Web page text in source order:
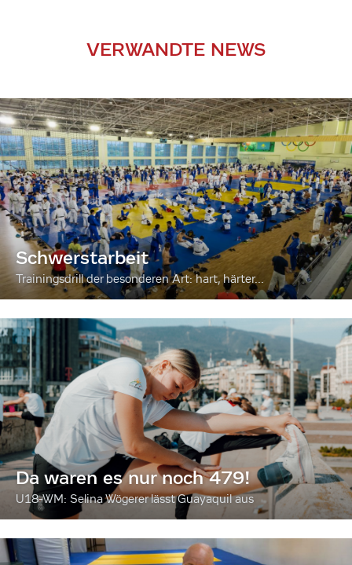
VERWANDTE NEWS
Schwerstarbeit
Trainingsdrill der besonderen Art: hart, härter...
Da waren es nur noch 479!
U18-WM: Selina Wögerer lässt Guayaquil aus